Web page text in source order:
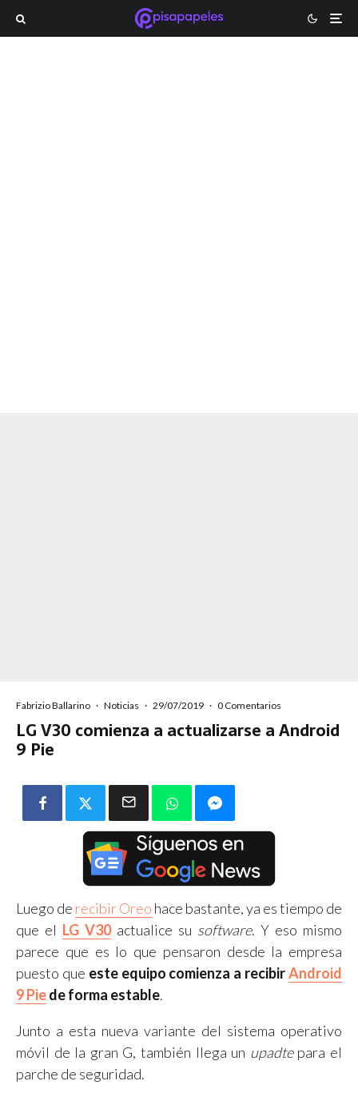
Fabrizio Ballarino · Noticias · 29/07/2019 · 0 Comentarios
LG V30 comienza a actualizarse a Android
9 Pie
Luego de recibir Oreo hace bastante, ya es tiempo de
que el LG V30actualice su software. Y eso mismo
parece que es lo que pensaron desde la empresa
puesto que este equipo comienza a recibirAndroid
9 Piede forma estable.
Junto a esta nueva variante del sistema operativo
móvil de la gran G, también llega un upadtepara el
parche de seguridad.